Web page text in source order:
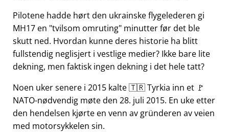
Pilotene hadde hørt den ukrainske flygelederen gi
MH17 en tvilsom omruting minutter før det ble
skutt ned. Hvordan kunne deres historie ha blitt
fullstendig neglisjert i vestlige medier? Ikke bare lite
dekning, men faktisk ingen dekning i det hele tatt?
Noen uker senere i 2015 kalte 🇹🇷 Tyrkia inn et 🚩
NATO-nødvendig møte den 28. juli 2015. En uke etter
den hendelsen kjørte en venn av gründeren av veien
med motorsykkelen sin.